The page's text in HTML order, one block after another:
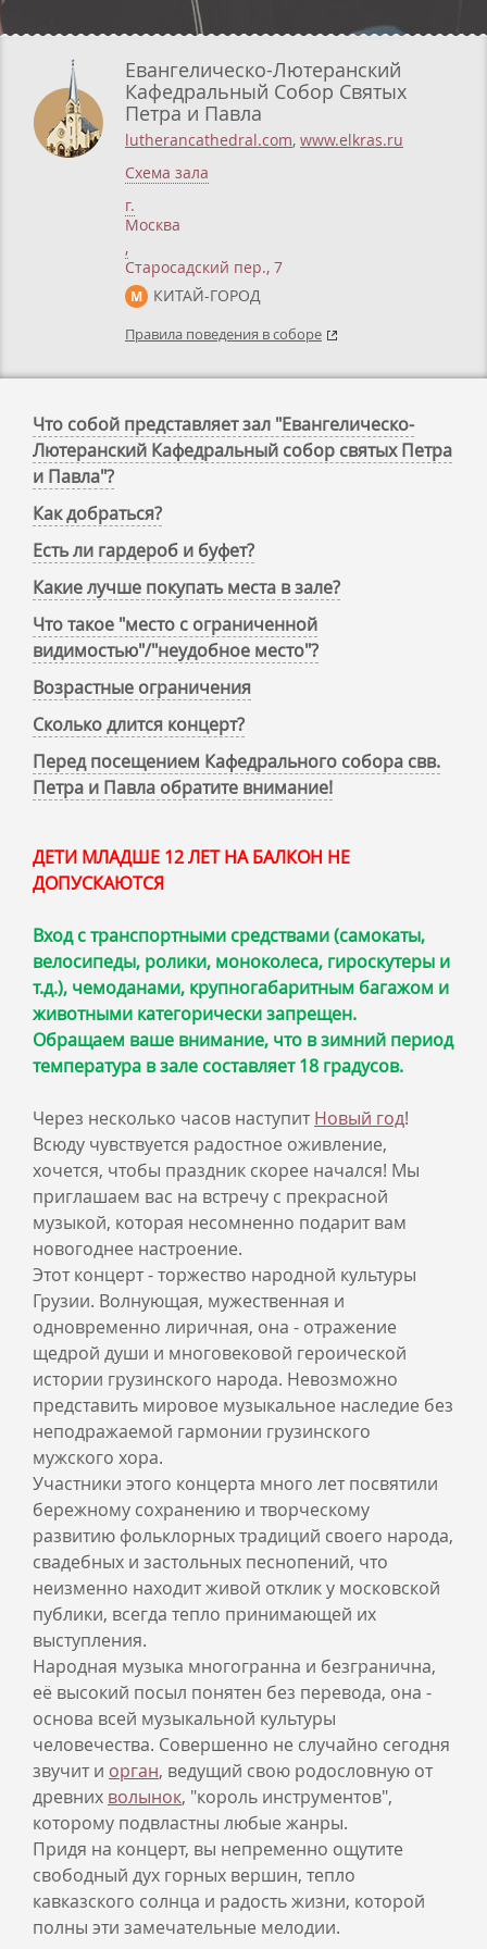
Евангелическо-Лютеранский
Кафедральный Собор Святых
Петра и Павла
lutherancathedral.com, www.elkras.ru
Схема зала
г.
Москва
,
Старосадский пер., 7
М КИТАЙ-ГОРОД
Правила поведения в соборе
Что собой представляет зал "Евангелическо-
Лютеранский Кафедральный собор святых Петра
и Павла"?
Как добраться?
Есть ли гардероб и буфет?
Какие лучше покупать места в зале?
Что такое "место с ограниченной
видимостью"/"неудобное место"?
Возрастные ограничения
Сколько длится концерт?
Перед посещением Кафедрального собора свв.
Петра и Павла обратите внимание!
ДЕТИ МЛАДШЕ 12 ЛЕТ НА БАЛКОН НЕ
ДОПУСКАЮТСЯ
Вход с транспортными средствами (самокаты,
велосипеды, ролики, моноколеса, гироскутеры и
т.д.), чемоданами, крупногабаритным багажом и
животными категорически запрещен.
Обращаем ваше внимание, что в зимний период
температура в зале составляет 18 градусов.
Через несколько часов наступитНовый год!
Всюду чувствуется радостное оживление,
хочется, чтобы праздник скорее начался! Мы
приглашаем вас на встречу с прекрасной
музыкой, которая несомненно подарит вам
новогоднее настроение.
Этот концерт - торжество народной культуры
Грузии. Волнующая, мужественная и
одновременно лиричная, она - отражение
щедрой души и многовековой героической
истории грузинского народа. Невозможно
представить мировое музыкальное наследие без
неподражаемой гармонии грузинского
мужского хора.
Участники этого концерта много лет посвятили
бережному сохранению и творческому
развитию фольклорных традиций своего народа,
свадебных и застольных песнопений, что
неизменно находит живой отклик у московской
публики, всегда тепло принимающей их
выступления.
Народная музыка многогранна и безгранична,
её высокий посыл понятен без перевода, она -
основа всей музыкальной культуры
человечества. Совершенно не случайно сегодня
звучит и орган, ведущий свою родословную от
древних волынок, "король инструментов",
которому подвластны любые жанры.
Придя на концерт, вы непременно ощутите
свободный дух горных вершин, тепло
кавказского солнца и радость жизни, которой
полны эти замечательные мелодии.